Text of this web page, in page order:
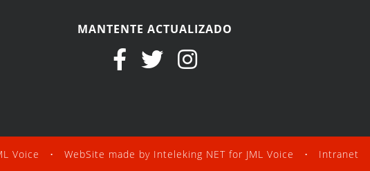
MANTENTE ACTUALIZADO
Voice • WebSite made by Inteleking NET for JML Voice • Intranet